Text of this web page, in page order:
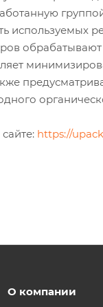
используемых
https://
О компании